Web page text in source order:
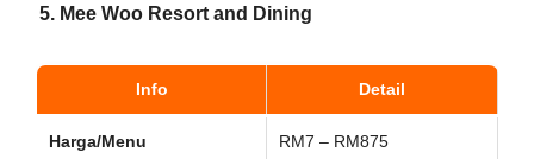
5. Mee Woo Resort and Dining
Info Detail
Harga/Menu RM7 – RM875